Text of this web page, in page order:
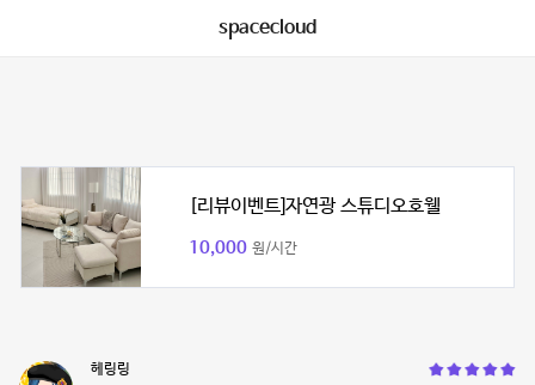
spacecloud
[리뷰이벤트]자연광 스튜디오호웰
10,000 원/시간
헤링링